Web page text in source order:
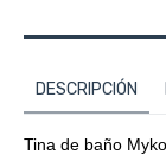
DESCRIPCIÓN
Tina de baño